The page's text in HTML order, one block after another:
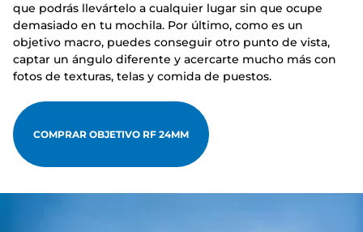
que podrás llevártelo a cualquier lugar sin que ocupe
demasiado en tu mochila. Por último, como es un
objetivo macro, puedes conseguir otro punto de vista,
captar un ángulo diferente y acercarte mucho más con
fotos de texturas, telas y comida de puestos.
COMPRAR OBJETIVO RF 24MM